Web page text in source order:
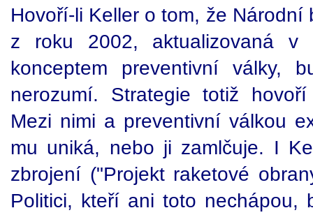
Hovoří-li Keller o tom, že
z roku 2002, aktualizovaná v
konceptem preventivní války,
nerozumí. Strategie totiž
Mezi nimi a preventivní válkou
mu uniká, nebo ji zamlčuje. I
zbrojení ("Projekt raketové
Politici, kteří ani toto nechápou,